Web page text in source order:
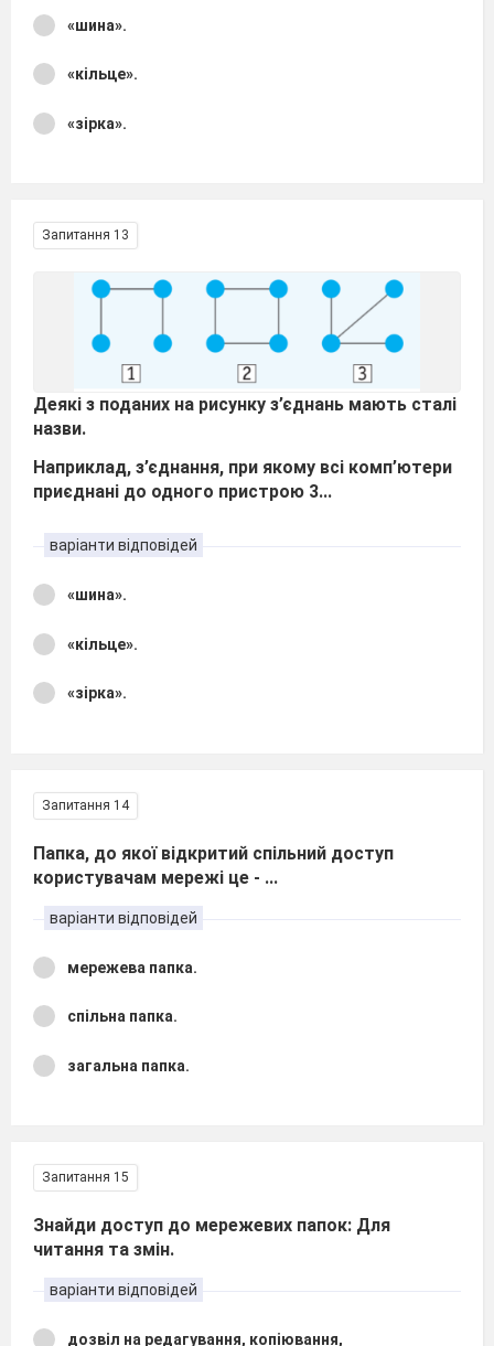
«шина».
«кільце».
«зірка».
Запитання 13
Деякі з поданих на рисунку з’єднань мають сталі
назви.
Наприклад, з’єднання, при якому всі комп’ютери
приєднані до одного пристрою 3...
варіанти відповідей
«шина».
«кільце».
«зірка».
Запитання 14
Папка, до якої відкритий спільний доступ
користувачам мережі це - ...
варіанти відповідей
мережева папка.
спільна папка.
загальна папка.
Запитання 15
Знайди доступ до мережевих папок: Для
читання та змін.
варіанти відповідей
дозвіл на редагування, копіювання,